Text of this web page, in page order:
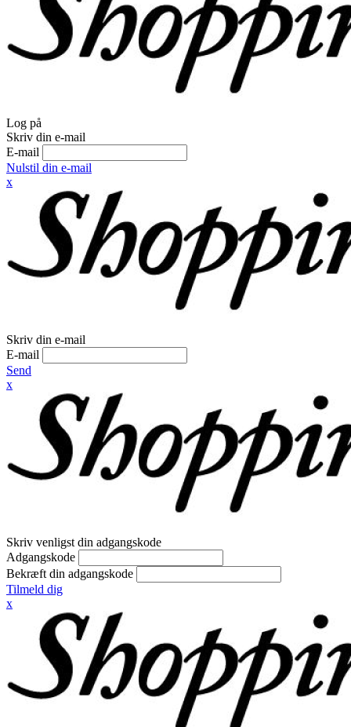
Log på
Skriv din e-mail
E-mail
Nulstil din e-mail
x
Skriv din e-mail
E-mail
Send
x
Skriv venligst din adgangskode
Adgangskode
Bekræft din adgangskode
Tilmeld dig
x